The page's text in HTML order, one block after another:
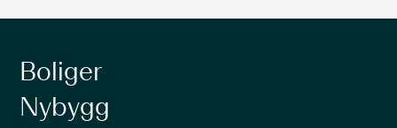
Boliger
Nybygg